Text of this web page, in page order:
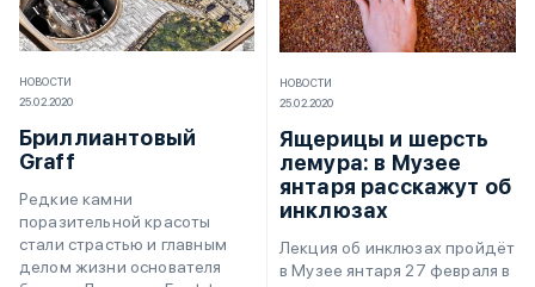
НОВОСТИ
25.02.2020
Бриллиантовый
Graff
Редкие камни
поразительной красоты
стали страстью и главным
делом жизни основателя
НОВОСТИ
25.02.2020
Ящерицы и шерсть
лемура: в Музее
янтаря расскажут об
инклюзах
Лекция об инклюзах пройдёт
в Музее янтаря 27 февраля в